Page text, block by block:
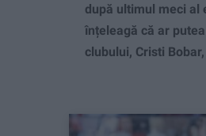
după ultimul meci al
înțeleagă că ar
clubului, Cristi